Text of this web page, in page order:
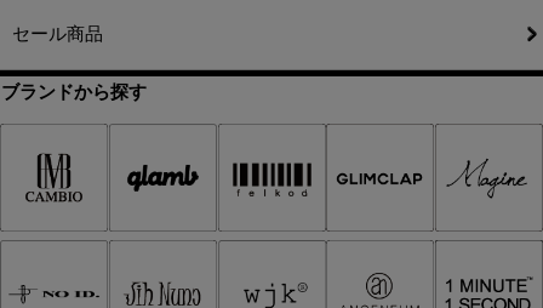
セール商品
ブランドから探す